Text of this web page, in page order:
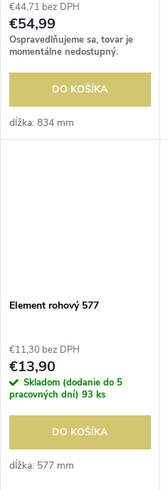
€44,71 bez DPH
€54,99
Ospravedlňujeme sa, tovar je
momentálne nedostupný.
DO KOŠÍKA
dĺžka: 834 mm
Element rohový 577
€11,30 bez DPH
€13,90
Skladom (dodanie do 5
pracovných dní) 93 ks
DO KOŠÍKA
dĺžka: 577 mm